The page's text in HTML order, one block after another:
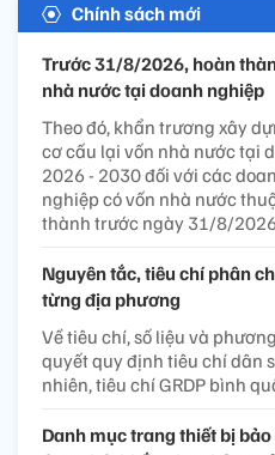
Chính sách mới
Trước 31/8/2026, hoàn
nhà nước tại doanh nghiệp
Theo đó, khẩn trương xây
cơ cấu lại vốn nhà nước tại
2026 - 2030 đối với các
nghiệp có vốn nhà nước
thành trước ngày 31/8/
Nguyên tắc, tiêu chí phân
từng địa phương
Về tiêu chí, số liệu và
quyết quy định tiêu chí dân
nhiên, tiêu chí GRDP bình
Danh mục trang thiết bị